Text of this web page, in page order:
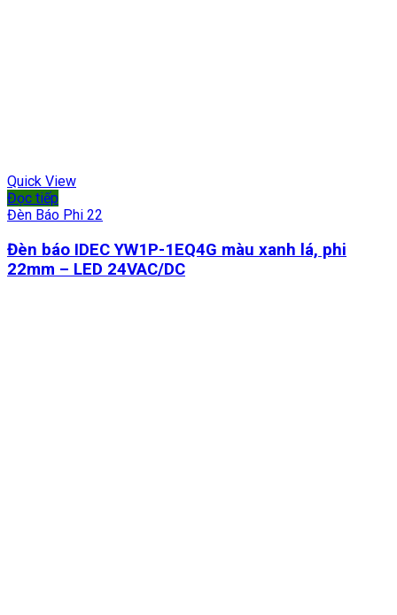
Quick View
Đọc tiếp
Đèn Báo Phi 22
Đèn báo IDEC YW1P-1EQ4G màu xanh lá, phi
22mm – LED 24VAC/DC